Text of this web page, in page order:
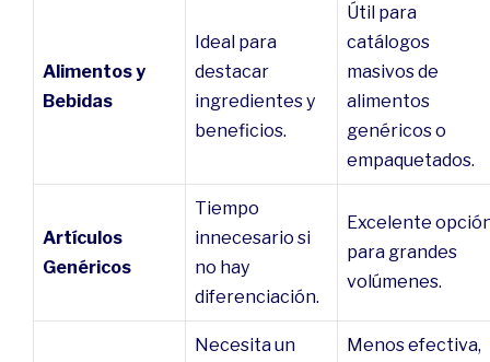
Alimentos y
Bebidas
Ideal para
destacar
ingredientes y
beneficios.
Útil para
catálogos
masivos de
alimentos
genéricos o
empaquetados.
Artículos
Genéricos
Tiempo
innecesario si
no hay
diferenciación.
Excelente
para grandes
volúmenes.
Necesita un
Menos efectiva,